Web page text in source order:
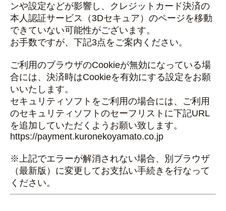
ンや設定などが影響し、クレジットカード決済の
本人認証サービス（3Dセキュア）のページを移動
できていない可能性がございます。
お手数ですが、下記3点をご案内ください。
ご利用のブラウザのCookieが無効になっている場
合には、決済時はCookieを有効にする設定をお願
いいたします。
セキュリティソフトをご利用の場合には、ご利用
のセキュリティソフトのセーフリストに下記URL
を追加していただくようお願い致します。
https://payment.kuronekoyamato.co.jp
※上記でエラーが解消されない場合、別ブラウザ
（最新版）に変更してお支払い手続きを行なって
ください。